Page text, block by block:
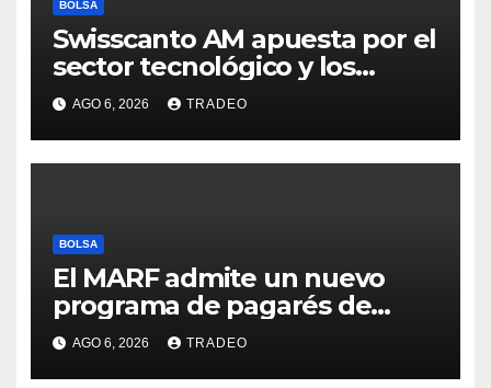
BOLSA
Swisscanto AM apuesta por el
sector tecnológico y los
valores cíclicos para ganar en
bolsa
AGO 6, 2026 TRADEO
BOLSA
El MARF admite un nuevo
programa de pagarés de
Seresco por 20 millones de
euros
AGO 6, 2026 TRADEO